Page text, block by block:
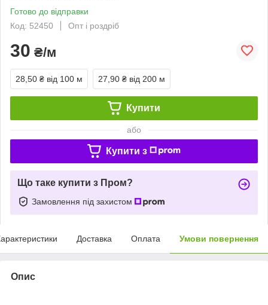
Готово до відправки
Код: 52450
Опт і роздріб
30 ₴/м
28,50 ₴ від 100 м 27,90 ₴ від 200 м
Купити
або
Купити з
Що таке купити з Пром?
Замовлення під захистом
Доставка Оплата Умови повернення
Опис